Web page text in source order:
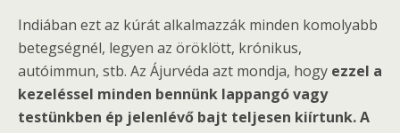
Indiában ezt az kúrát alkalmazzák minden komolyabb
betegségnél, legyen az öröklött, krónikus,
autóimmun, stb. Az Ájurvéda azt mondja, hogy ezzel a
kezeléssel minden bennünk lappangó vagy
testünkben ép jelenlévő bajt teljesen kiírtunk. A